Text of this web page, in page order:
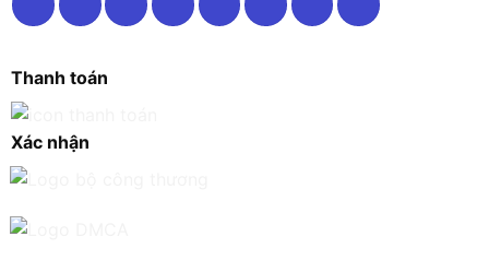
Thanh toán
Xác nhận